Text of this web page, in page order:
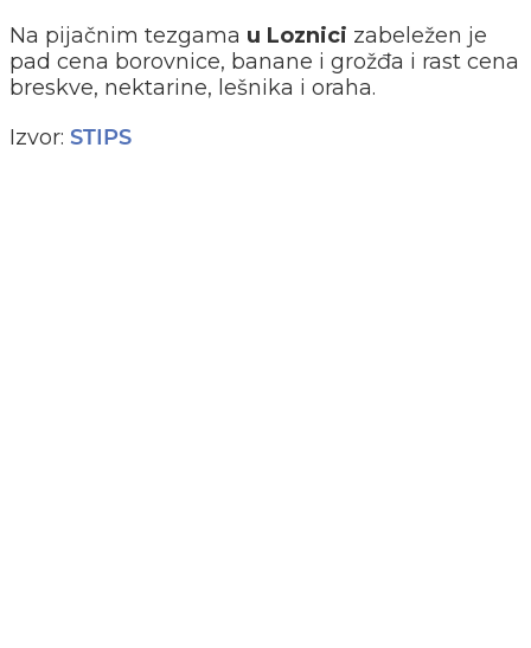
Na pijačnim tezgama u Loznici zabeležen je
pad cena borovnice, banane i grožđa i rast cena
breskve, nektarine, lešnika i oraha.
Izvor: STIPS